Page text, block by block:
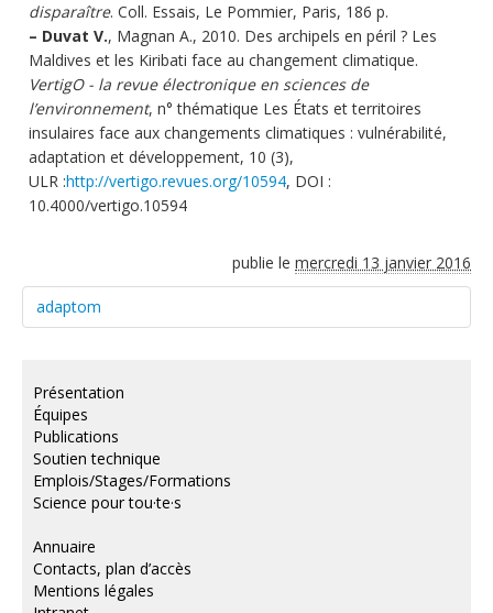
disparaître. Coll. Essais, Le Pommier, Paris, 186 p.
– Duvat V., Magnan A., 2010. Des archipels en péril ? Les
Maldives et les Kiribati face au changement climatique.
VertigO - la revue électronique en sciences de
l’environnement, n° thématique Les États et territoires
insulaires face aux changements climatiques : vulnérabilité,
adaptation et développement, 10 (3),
ULR :http://vertigo.revues.org/10594, DOI :
10.4000/vertigo.10594
publie le mercredi 13 janvier 2016
adaptom
Présentation
Équipes
Publications
Soutien technique
Emplois/Stages/Formations
Science pour tou·te·s
Annuaire
Contacts, plan d’accès
Mentions légales